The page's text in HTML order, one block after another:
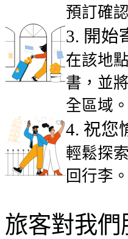
預訂確
3. 開始
在該地
書，並
全區域。
4. 祝您
輕鬆探
回行李。
旅客對我